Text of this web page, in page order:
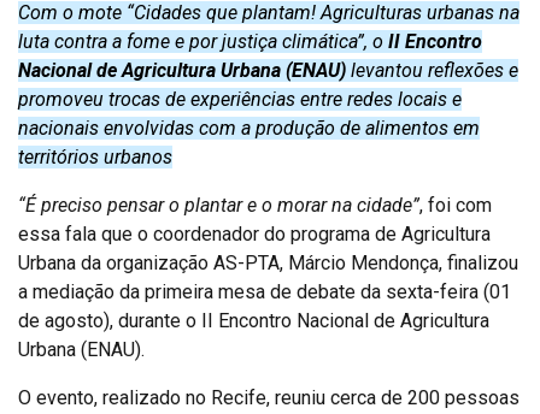
Com o mote “Cidades que plantam! Agriculturas urbanas na
luta contra a fome e por justiça climática”, o II Encontro
Nacional de Agricultura Urbana (ENAU) levantou reflexões e
promoveu trocas de experiências entre redes locais e
nacionais envolvidas com a produção de alimentos em
territórios urbanos
“É preciso pensar o plantar e o morar na cidade”, foi com
essa fala que o coordenador do programa de Agricultura
Urbana da organização AS-PTA, Márcio Mendonça, finalizou
a mediação da primeira mesa de debate da sexta-feira (01
de agosto), durante o II Encontro Nacional de Agricultura
Urbana (ENAU).
O evento, realizado no Recife, reuniu cerca de 200 pessoas